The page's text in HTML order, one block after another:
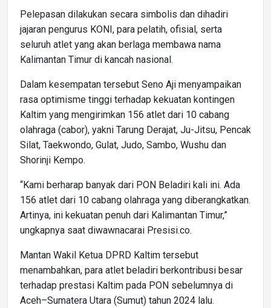
Pelepasan dilakukan secara simbolis dan dihadiri
jajaran pengurus KONI, para pelatih, ofisial, serta
seluruh atlet yang akan berlaga membawa nama
Kalimantan Timur di kancah nasional.
Dalam kesempatan tersebut Seno Aji menyampaikan
rasa optimisme tinggi terhadap kekuatan kontingen
Kaltim yang mengirimkan 156 atlet dari 10 cabang
olahraga (cabor), yakni Tarung Derajat, Ju-Jitsu, Pencak
Silat, Taekwondo, Gulat, Judo, Sambo, Wushu dan
Shorinji Kempo.
“Kami berharap banyak dari PON Beladiri kali ini. Ada
156 atlet dari 10 cabang olahraga yang diberangkatkan.
Artinya, ini kekuatan penuh dari Kalimantan Timur,”
ungkapnya saat diwawnacarai Presisi.co.
Mantan Wakil Ketua DPRD Kaltim tersebut
menambahkan, para atlet beladiri berkontribusi besar
terhadap prestasi Kaltim pada PON sebelumnya di
Aceh–Sumatera Utara (Sumut) tahun 2024 lalu.